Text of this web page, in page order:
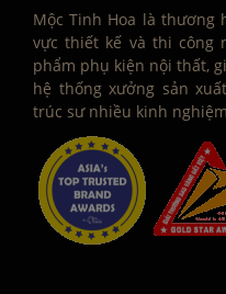
Mộc Tinh Hoa là
vực thiết kế và thi công
phẩm phụ kiện nội thất,
hệ thống xưởng sản
trúc sư nhiều kinh